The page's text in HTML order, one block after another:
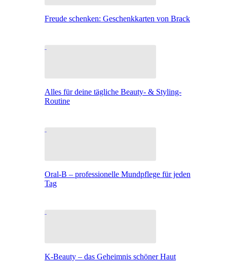
Freude schenken: Geschenkkarten von Brack
Alles für deine tägliche Beauty- & Styling-
Routine
Oral-B – professionelle Mundpflege für jeden
Tag
K-Beauty – das Geheimnis schöner Haut